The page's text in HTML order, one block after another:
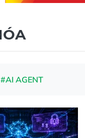
#AI AGENT